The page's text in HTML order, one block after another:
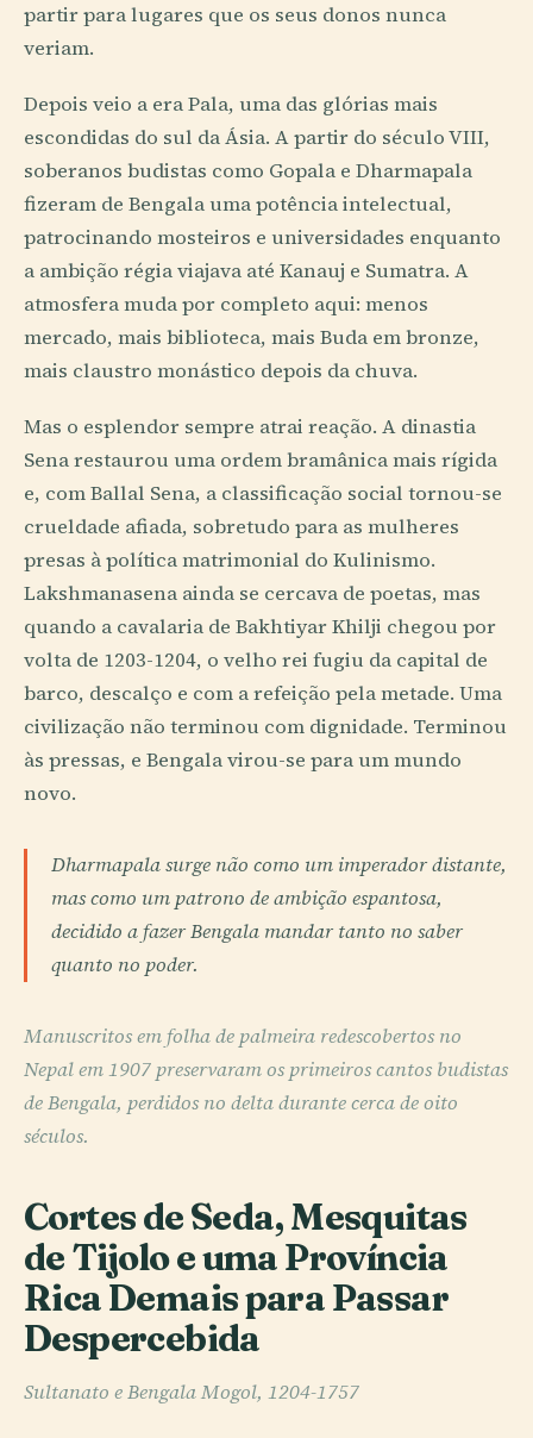
partir para lugares que os seus donos nunca
veriam.
Depois veio a era Pala, uma das glórias mais
escondidas do sul da Ásia. A partir do século VIII,
soberanos budistas como Gopala e Dharmapala
fizeram de Bengala uma potência intelectual,
patrocinando mosteiros e universidades enquanto
a ambição régia viajava até Kanauj e Sumatra. A
atmosfera muda por completo aqui: menos
mercado, mais biblioteca, mais Buda em bronze,
mais claustro monástico depois da chuva.
Mas o esplendor sempre atrai reação. A dinastia
Sena restaurou uma ordem bramânica mais rígida
e, com Ballal Sena, a classificação social tornou-se
crueldade afiada, sobretudo para as mulheres
presas à política matrimonial do Kulinismo.
Lakshmanasena ainda se cercava de poetas, mas
quando a cavalaria de Bakhtiyar Khilji chegou por
volta de 1203-1204, o velho rei fugiu da capital de
barco, descalço e com a refeição pela metade. Uma
civilização não terminou com dignidade. Terminou
às pressas, e Bengala virou-se para um mundo
novo.
Dharmapala surge não como um imperador distante,
mas como um patrono de ambição espantosa,
decidido a fazer Bengala mandar tanto no saber
quanto no poder.
Manuscritos em folha de palmeira redescobertos no
Nepal em 1907 preservaram os primeiros cantos budistas
de Bengala, perdidos no delta durante cerca de oito
séculos.
Cortes de Seda, Mesquitas
de Tijolo e uma Província
Rica Demais para Passar
Despercebida
Sultanato e Bengala Mogol, 1204-1757